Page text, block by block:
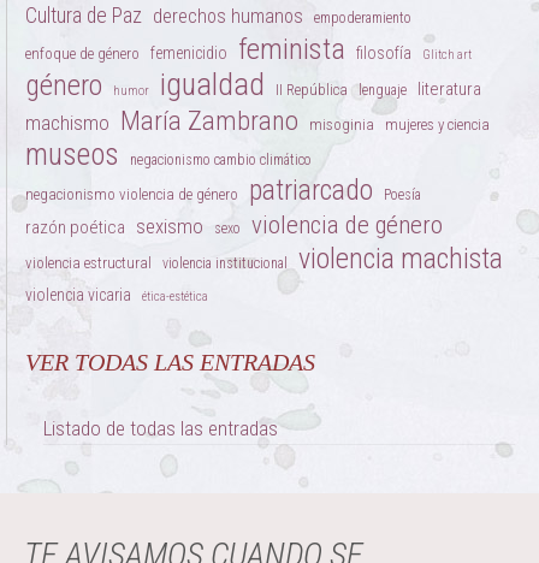
Cultura de Paz derechos humanos empoderamiento
enfoque de género femenicidio feminista filosofía Glitch art
género humor igualdad II República lenguaje literatura
machismo María Zambrano misoginia mujeres y ciencia
museos negacionismo cambio climático
negacionismo violencia de género patriarcado Poesía
razón poética sexismo sexo violencia de género
violencia estructural violencia institucional violencia machista
violencia vicaria ética-estética
VER TODAS LAS ENTRADAS
Listado de todas las entradas